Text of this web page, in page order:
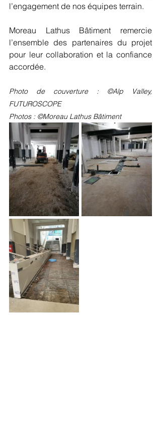
l’engagement de nos équipes terrain.
Moreau Lathus Bâtiment remercie
l’ensemble des partenaires du projet
pour leur collaboration et la confiance
accordée.
Photo de couverture : ©Alp Valley,
FUTUROSCOPE
Photos : ©Moreau Lathus Bâtiment